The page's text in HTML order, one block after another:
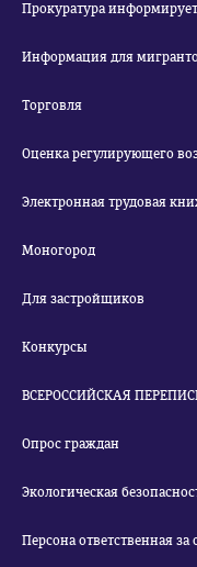
Прокуратура информирует
Информация для
Торговля
Оценка регулирующего
Электронная трудовая
Моногород
Для застройщиков
Конкурсы
ВСЕРОССИЙСКАЯ
Опрос граждан
Экологическая
Персона ответственная